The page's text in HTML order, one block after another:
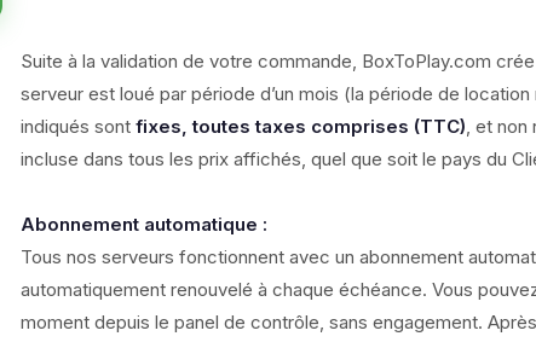
Suite à la validation de votre commande, BoxToPlay.com
serveur est loué par période d’un mois (la période de
indiqués sont fixes, toutes taxes comprises (TTC), et non
incluse dans tous les prix affichés, quel que soit le pays du
Abonnement automatique :
Tous nos serveurs fonctionnent avec un abonnement
automatiquement renouvelé à chaque échéance. Vous
moment depuis le panel de contrôle, sans engagement.